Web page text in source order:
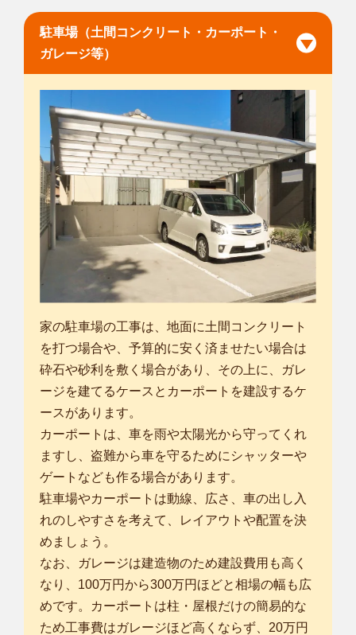
駐車場（土間コンクリート・カーポート・
ガレージ等）
家の駐車場の工事は、地面に土間コンクリート
を打つ場合や、予算的に安く済ませたい場合は
砕石や砂利を敷く場合があり、その上に、ガレ
ージを建てるケースとカーポートを建設するケ
ースがあります。
カーポートは、車を雨や太陽光から守ってくれ
ますし、盗難から車を守るためにシャッターや
ゲートなども作る場合があります。
駐車場やカーポートは動線、広さ、車の出し入
れのしやすさを考えて、レイアウトや配置を決
めましょう。
なお、ガレージは建造物のため建設費用も高く
なり、100万円から300万円ほどと相場の幅も広
めです。カーポートは柱・屋根だけの簡易的な
ため工事費はガレージほど高くならず、20万円